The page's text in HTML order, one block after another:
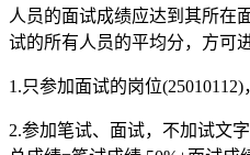
人员的面试成绩应达到其所在
试的所有人员的平均分，方可
1.只参加面试的岗位
2.参加笔试、面试，不加试文